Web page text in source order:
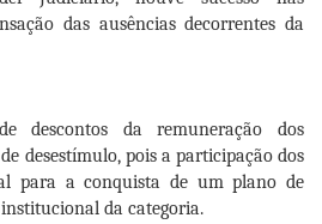
das ausências decorrentes da
descontos da remuneração dos
desestímulo, pois a participação dos
para a conquista de um plano de
da categoria.